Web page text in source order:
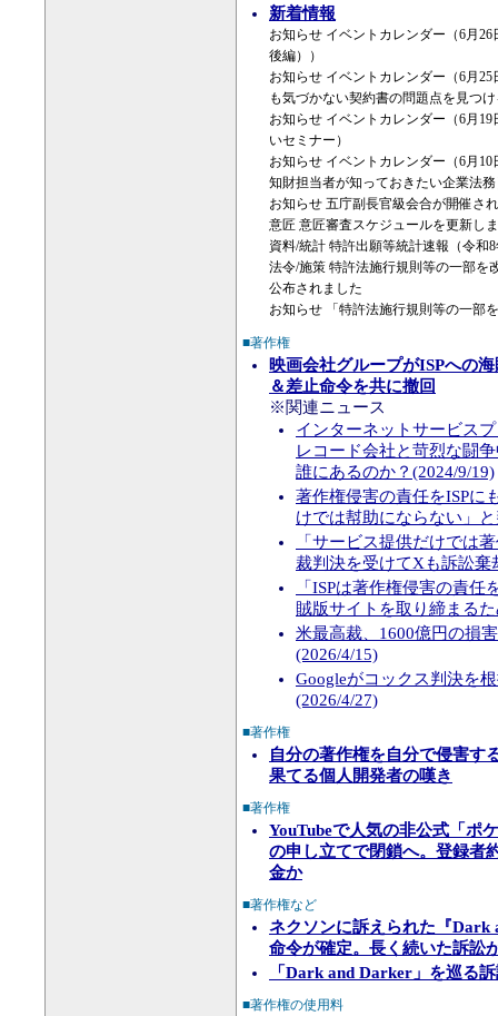
新着情報
お知らせ イベントカレンダー（6月
後編））
お知らせ イベントカレンダー（6
も気づかない契約書の問題点を見つ
お知らせ イベントカレンダー（6月
いセミナー）
お知らせ イベントカレンダー（6月
知財担当者が知っておきたい企業法
お知らせ 五庁副長官級会合が開催さ
意匠 意匠審査スケジュールを更新し
資料/統計 特許出願等統計速報（令和
法令/施策 特許法施行規則等の一部を
公布されました
お知らせ 「特許法施行規則等の一部
■著作権
映画会社グループがISPへの
＆差止命令を共に撤回
※関連ニュース
インターネットサービス
レコード会社と苛烈な闘
誰にあるのか？(2024/9/19)
著作権侵害の責任をISPに
けでは幇助にならない」
「サービス提供だけでは
裁判決を受けてXも訴訟棄
「ISPは著作権侵害の責
賊版サイトを取り締まる
米最高裁、1600億円の損
(2026/4/15)
Googleがコックス判決を
(2026/4/27)
■著作権
自分の著作権を自分で侵害す
果てる個人開発者の嘆き
■著作権
YouTubeで人気の非公式「ポ
の申し立てで閉鎖へ。登録者
金か
■著作権など
ネクソンに訴えられた『Dark
命令が確定。長く続いた訴訟
「Dark and Darker」を巡る
■著作権の使用料